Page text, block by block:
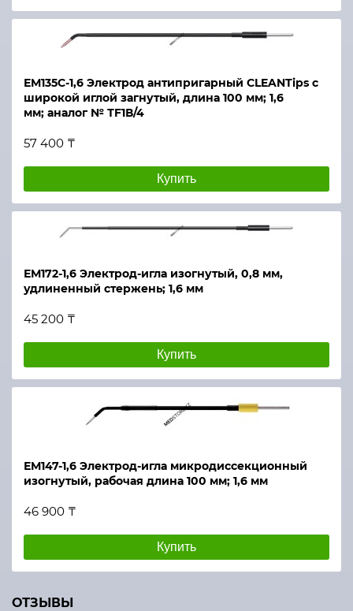
ЕМ135С-1,6 Электрод антипригарный CLEANTips с
широкой иглой загнутый, длина 100 мм; 1,6
мм; аналог № ТF1В/4
57 400 ₸
Купить
ЕМ172-1,6 Электрод-игла изогнутый, 0,8 мм,
удлиненный стержень; 1,6 мм
45 200 ₸
Купить
ЕМ147-1,6 Электрод-игла микродиссекционный
изогнутый, рабочая длина 100 мм; 1,6 мм
46 900 ₸
Купить
ОТЗЫВЫ